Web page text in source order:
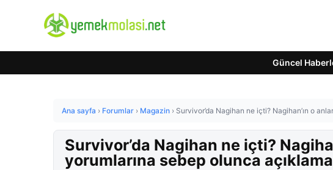
Güncel
Ana sayfa › Forumlar › Magazin › Survivor’da Nagihan ne içti? Nagihan’ın o
Survivor’da Nagihan ne içti?
yorumlarına sebep olunca